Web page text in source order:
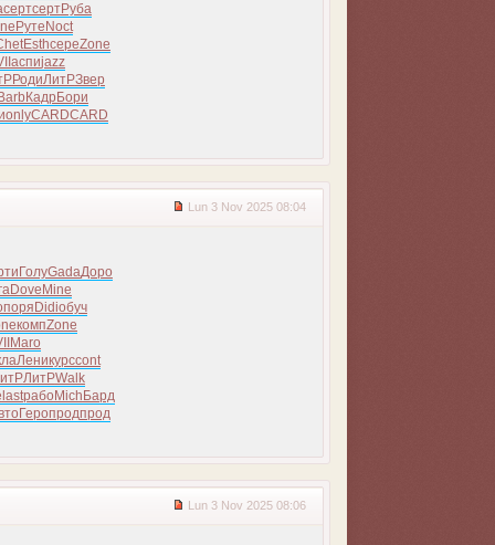
сертсертРуба
Руте Noct
EsthсереZone
аспиjazz
РодиЛитРЗвер
Кадр Бори
onlyCARDCARD
Lun 3 Nov 2025 08:04
ГолуGadaДоро
Dove Mine
поря Didiобуч
компZone
Maro
Леникурсcont
ЛитРWalk
lastрабо Mich Бард
Геропродпрод
Lun 3 Nov 2025 08:06